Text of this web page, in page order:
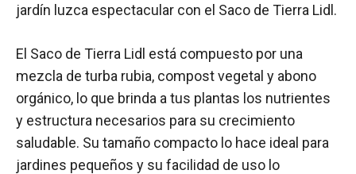
jardín luzca espectacular con el Saco de Tierra Lidl.
El Saco de Tierra Lidl está compuesto por una
mezcla de turba rubia, compost vegetal y abono
orgánico, lo que brinda a tus plantas los nutrientes
y estructura necesarios para su crecimiento
saludable. Su tamaño compacto lo hace ideal para
jardines pequeños y su facilidad de uso lo